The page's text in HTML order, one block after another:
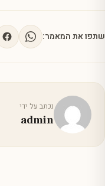
שתפו את המאמר:
נכתב על ידי
admin